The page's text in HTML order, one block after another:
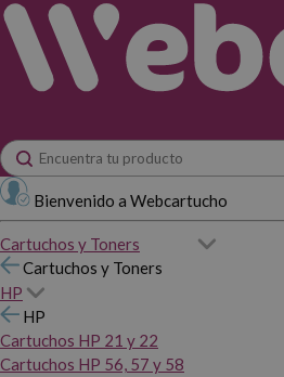
Bienvenido a Webcartucho
Cartuchos y Toners
Cartuchos y Toners
HP
HP
Cartuchos HP 21 y 22
Cartuchos HP 56, 57 y 58